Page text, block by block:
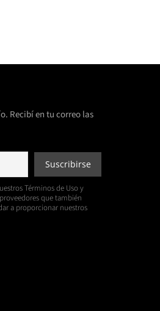
Recibí en tu correo las
Términos de Uso y
que también
a proporcionar nuestros